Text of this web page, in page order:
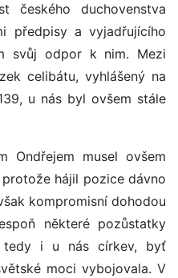
českého duchovenstva
předpisy a vyjadřujícího
svůj odpor k nim. Mezi
celibátu, vyhlášený na
u nás byl ovšem stále
Ondřejem musel ovšem
hájil pozice dávno
kompromisní dohodou
některé pozůstatky
tedy i u nás církev, byť
moci vybojovala. V